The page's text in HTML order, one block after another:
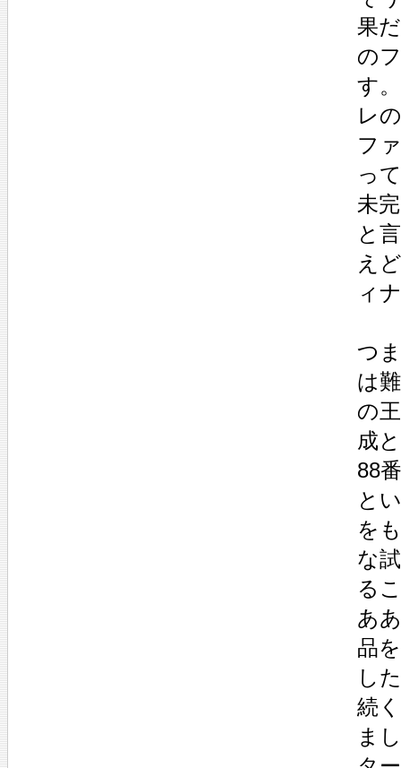
果
の
す
レ
フ
っ
未
と
え
ィ
つ
は
の
成
88
と
を
な
る
あ
品
し
続
ま